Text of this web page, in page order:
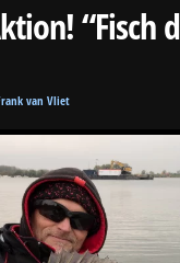
“Fisch
van Vliet